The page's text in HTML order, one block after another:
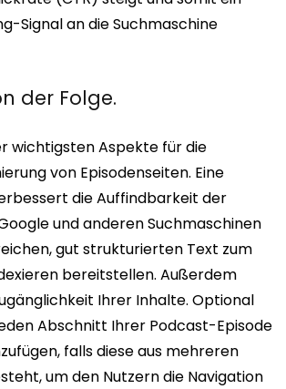
Signal an die Suchmaschine
der Folge.
wichtigsten Aspekte für die
von Episodenseiten. Eine
die Auffindbarkeit der
und anderen Suchmaschinen
gut strukturierten Text zum
bereitstellen. Außerdem
Ihrer Inhalte. Optional
Abschnitt Ihrer Podcast-Episode
falls diese aus mehreren
um den Nutzern die Navigation